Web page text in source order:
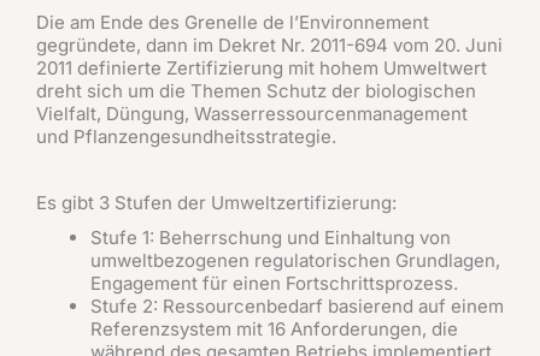
Die am Ende des Grenelle de l’Environnement
gegründete, dann im Dekret Nr. 2011-694 vom 20. Juni
2011 definierte Zertifizierung mit hohem Umweltwert
dreht sich um die Themen Schutz der biologischen
Vielfalt, Düngung, Wasserressourcenmanagement
und Pflanzengesundheitsstrategie.
Es gibt 3 Stufen der Umweltzertifizierung:
Stufe 1: Beherrschung und Einhaltung von
umweltbezogenen regulatorischen Grundlagen,
Engagement für einen Fortschrittsprozess.
Stufe 2: Ressourcenbedarf basierend auf einem
Referenzsystem mit 16 Anforderungen, die